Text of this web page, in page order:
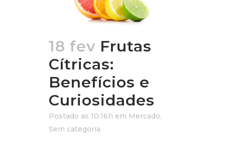
18 fev Frutas
Cítricas:
Benefícios e
Curiosidades
Postado as 10:16h em Mercado,
Sem categoria